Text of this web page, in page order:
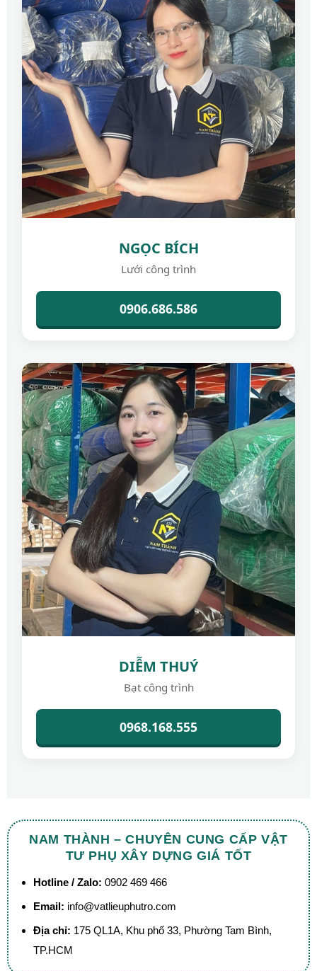
NGỌC BÍCH
Lưới công trình
0906.686.586
DIỄM THUÝ
Bạt công trình
0968.168.555
NAM THÀNH – CHUYÊN CUNG CẤP VẬT
TƯ PHỤ XÂY DỰNG GIÁ TỐT
Hotline / Zalo: 0902 469 466
Email: info@vatlieuphutro.com
Địa chỉ: 175 QL1A, Khu phố 33, Phường Tam Bình,
TP.HCM